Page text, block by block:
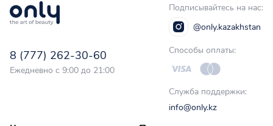
8 (777) 262-30-60
Ежедневно с 9:00 до 21:00
Подписывайтесь на нас:
@only.kazakhstan
Способы оплаты:
Служба поддержки:
info@only.kz